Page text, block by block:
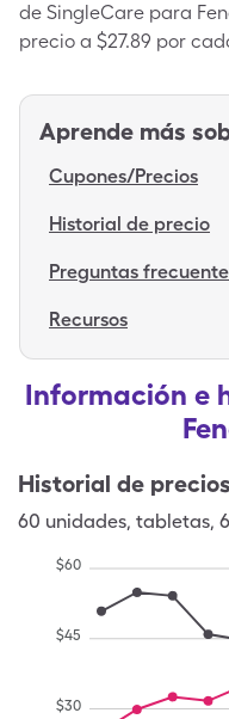
de SingleCare para
precio a $27.89 por
Aprende más
Cupones/Precios
Historial de precio
Preguntas
Recursos
Información e
Historial de
60 unidades, tabletas,
$30
$45
$60